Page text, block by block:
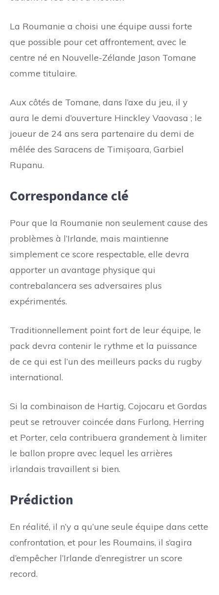
La Roumanie a choisi une équipe aussi forte
que possible pour cet affrontement, avec le
centre né en Nouvelle-Zélande Jason Tomane
comme titulaire.
Aux côtés de Tomane, dans l’axe du jeu, il y
aura le demi d’ouverture Hinckley Vaovasa ; le
joueur de 24 ans sera partenaire du demi de
mêlée des Saracens de Timișoara, Garbiel
Rupanu.
Correspondance clé
Pour que la Roumanie non seulement cause des
problèmes à l’Irlande, mais maintienne
simplement ce score respectable, elle devra
apporter un avantage physique qui
contrebalancera ses adversaires plus
expérimentés.
Traditionnellement point fort de leur équipe, le
pack devra contenir le rythme et la puissance
de ce qui est l’un des meilleurs packs du rugby
international.
Si la combinaison de Hartig, Cojocaru et Gordas
peut se retrouver coincée dans Furlong, Herring
et Porter, cela contribuera grandement à limiter
le ballon propre avec lequel les arrières
irlandais travaillent si bien.
Prédiction
En réalité, il n’y a qu’une seule équipe dans cette
confrontation, et pour les Roumains, il s’agira
d’empêcher l’Irlande d’enregistrer un score
record.